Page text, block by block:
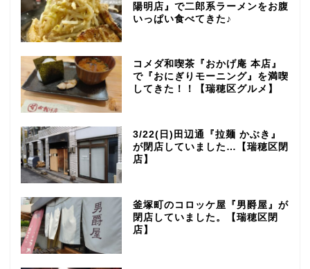
陽明店』で二郎系ラーメンをお腹
いっぱい食べてきた♪
コメダ和喫茶『おかげ庵 本店』
で『おにぎりモーニング』を満喫
してきた！！【瑞穂区グルメ】
3/22(日)田辺通『拉麺 かぶき』
が閉店していました…【瑞穂区閉
店】
釜塚町のコロッケ屋『男爵屋』が
閉店していました。【瑞穂区閉
店】